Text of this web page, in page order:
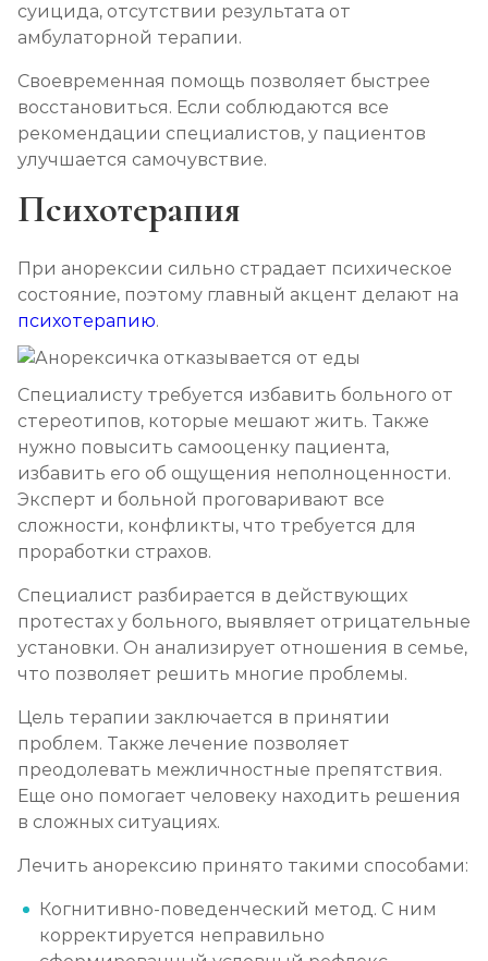
суицида, отсутствии результата от
амбулаторной терапии.
Своевременная помощь позволяет быстрее
восстановиться. Если соблюдаются все
рекомендации специалистов, у пациентов
улучшается самочувствие.
Психотерапия
При анорексии сильно страдает психическое
состояние, поэтому главный акцент делают на
психотерапию.
Специалисту требуется избавить больного от
стереотипов, которые мешают жить. Также
нужно повысить самооценку пациента,
избавить его об ощущения неполноценности.
Эксперт и больной проговаривают все
сложности, конфликты, что требуется для
проработки страхов.
Специалист разбирается в действующих
протестах у больного, выявляет отрицательные
установки. Он анализирует отношения в семье,
что позволяет решить многие проблемы.
Цель терапии заключается в принятии
проблем. Также лечение позволяет
преодолевать межличностные препятствия.
Еще оно помогает человеку находить решения
в сложных ситуациях.
Лечить анорексию принято такими способами:
Когнитивно-поведенческий метод. С ним
корректируется неправильно